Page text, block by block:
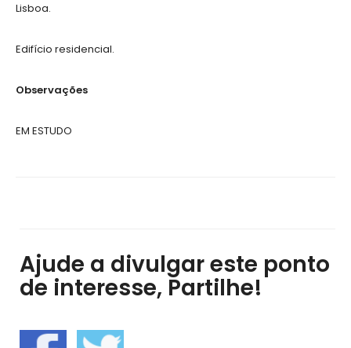
Lisboa.
Edifício residencial.
Observações
EM ESTUDO
Ajude a divulgar este ponto
de interesse, Partilhe!